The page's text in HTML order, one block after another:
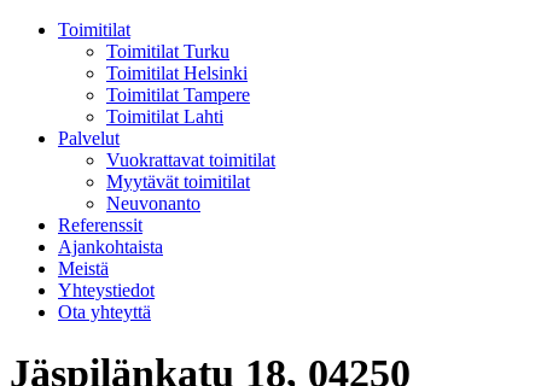
Toimitilat
Toimitilat Turku
Toimitilat Helsinki
Toimitilat Tampere
Toimitilat Lahti
Palvelut
Vuokrattavat toimitilat
Myytävät toimitilat
Neuvonanto
Referenssit
Ajankohtaista
Meistä
Yhteystiedot
Ota yhteyttä
Jäspilänkatu 18, 04250